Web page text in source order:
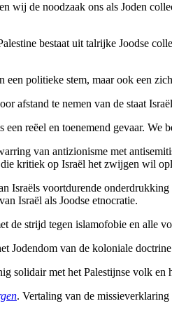
wij de noodzaak ons als Joden
bestaat uit talrijke Joodse
een politieke stem, maar ook een
afstand te nemen van de staat
een reëel en toenemend gevaar.
van antizionisme met
kritiek op Israël het zwijgen wil
Israëls voortdurende
Israël als Joodse etnocratie.
de strijd tegen islamofobie en alle
Jodendom van de koloniale
solidair met het Palestijnse volk en
. Vertaling van de